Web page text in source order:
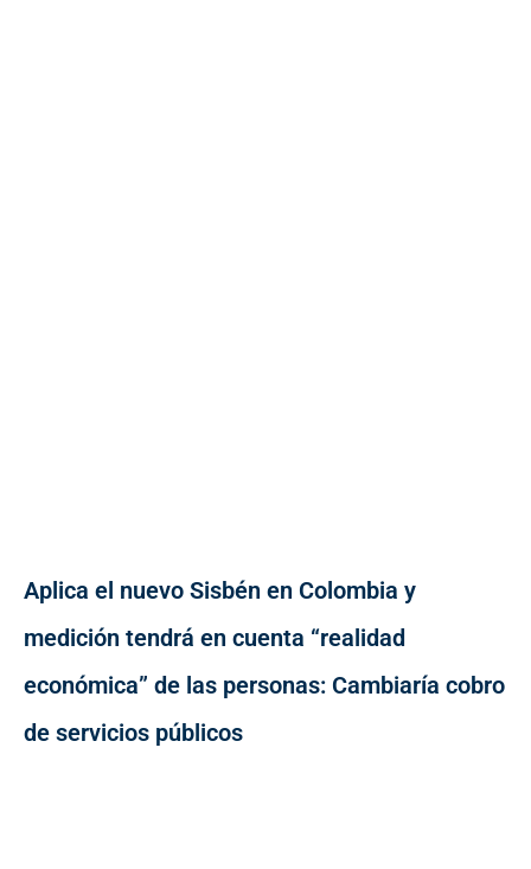
Aplica el nuevo Sisbén en Colombia y
medición tendrá en cuenta “realidad
económica” de las personas: Cambiaría cobro
de servicios públicos